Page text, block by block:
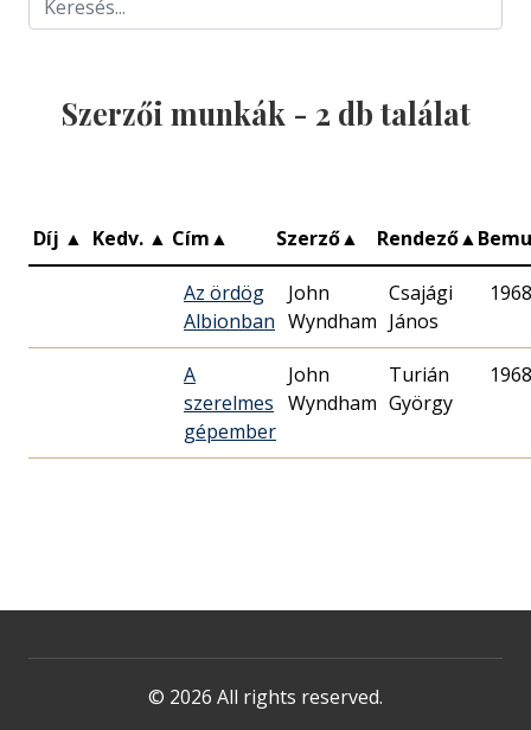
Szerzői munkák - 2 db találat
Díj ▲ Kedv. ▲ Cím▲ Szerző▲ Rendező▲
Az ördög
Albionban
John
Wyndham
Csajági
János
A
szerelmes
gépember
John
Wyndham
Turián
György
© 2026 All rights reserved.